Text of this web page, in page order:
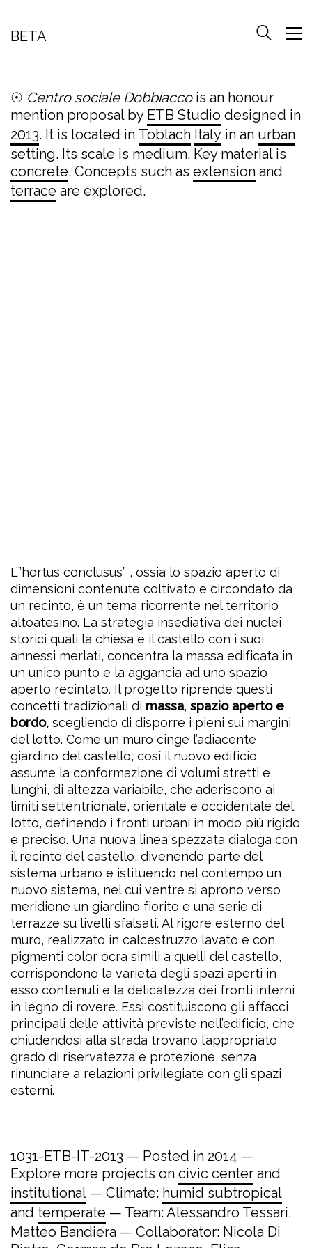
BETA
☉ Centro sociale Dobbiaccois an honour
mention proposal by ETB Studio designed in
2013. It is located in Toblach Italy in an urban
setting. Its scale is medium. Key material is
concrete. Concepts such as extension and
terrace are explored.
L’”hortus conclusus” , ossia lo spazio aperto di
dimensioni contenute coltivato e circondato da
un recinto, è un tema ricorrente nel territorio
altoatesino. La strategia insediativa dei nuclei
storici quali la chiesa e il castello con i suoi
annessi merlati, concentra la massa edificata in
un unico punto e la aggancia ad uno spazio
aperto recintato. Il progetto riprende questi
concetti tradizionali di massa, spazio aperto e
bordo, scegliendo di disporre i pieni sui margini
del lotto. Come un muro cinge l’adiacente
giardino del castello, cosí il nuovo edificio
assume la conformazione di volumi stretti e
lunghi, di altezza variabile, che aderiscono ai
limiti settentrionale, orientale e occidentale del
lotto, definendo i fronti urbani in modo più rigido
e preciso. Una nuova linea spezzata dialoga con
il recinto del castello, divenendo parte del
sistema urbano e istituendo nel contempo un
nuovo sistema, nel cui ventre si aprono verso
meridione un giardino fiorito e una serie di
terrazze su livelli sfalsati. Al rigore esterno del
muro, realizzato in calcestruzzo lavato e con
pigmenti color ocra simili a quelli del castello,
corrispondono la varietà degli spazi aperti in
esso contenuti e la delicatezza dei fronti interni
in legno di rovere. Essi costituiscono gli affacci
principali delle attività previste nell’edificio, che
chiudendosi alla strada trovano l’appropriato
grado di riservatezza e protezione, senza
rinunciare a relazioni privilegiate con gli spazi
esterni.
1031-ETB-IT-2013 — Posted in 2014 —
Explore more projects on civic center and
institutional — Climate: humid subtropical
and temperate — Team: Alessandro Tessari,
Matteo Bandiera — Collaborator: Nicola Di